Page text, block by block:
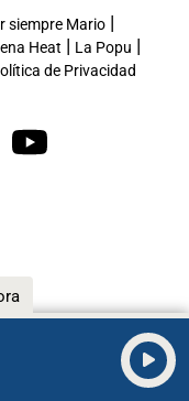
siempre Mario|
Heat | La Popu |
de Privacidad